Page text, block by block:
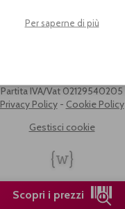
Scopri i prezzi
Partita IVA/Vat 02129540205
Privacy Policy- Cookie Policy
Gestisci cookie
Per saperne di più